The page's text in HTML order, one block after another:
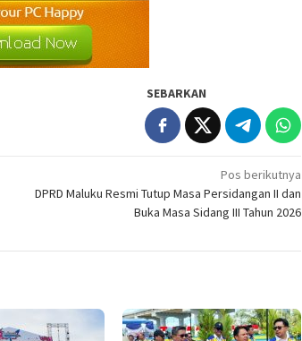
SEBARKAN
Pos berikutnya
DPRD Maluku Resmi Tutup Masa Persidangan II dan
Buka Masa Sidang III Tahun 2026